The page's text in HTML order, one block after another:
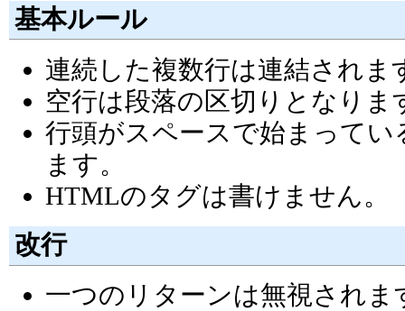
基本ルール
連続した複数行は連結されま
空行は段落の区切りとなりま
行頭がスペースで始まって
ます。
HTMLのタグは書けません。
改行
一つのリターンは無視され